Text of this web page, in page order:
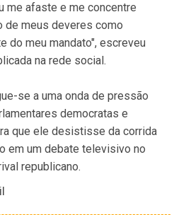
me afaste e me concentre
de meus deveres como
do meu mandato", escreveu
na rede social.
se a uma onda de pressão
democratas e
que ele desistisse da corrida
em um debate televisivo no
republicano.